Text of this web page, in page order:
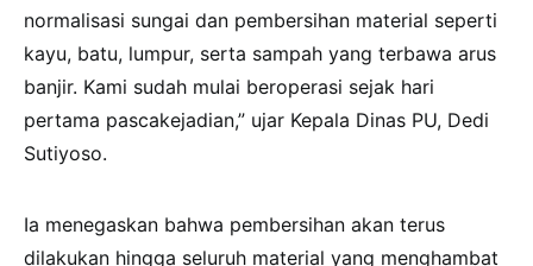
normalisasi sungai dan pembersihan material seperti
kayu, batu, lumpur, serta sampah yang terbawa arus
banjir. Kami sudah mulai beroperasi sejak hari
pertama pascakejadian,” ujar Kepala Dinas PU, Dedi
Sutiyoso.
Ia menegaskan bahwa pembersihan akan terus
dilakukan hingga seluruh material yang menghambat